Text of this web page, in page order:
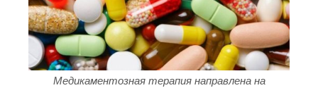
Медикаментозная терапия направлена на